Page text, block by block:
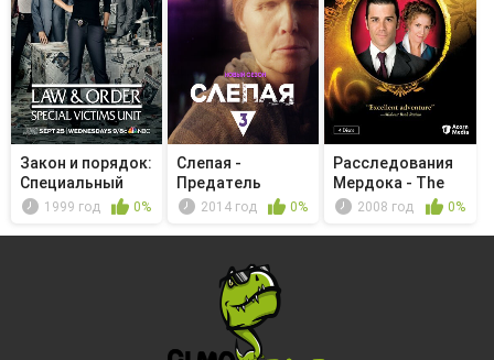
Закон и порядок:
Специальный
корпус -...
1999 год 0%
Слепая -
Предатель
2014 год 0%
Расследования
Мердока - The
Witches o...
2008 год 0%